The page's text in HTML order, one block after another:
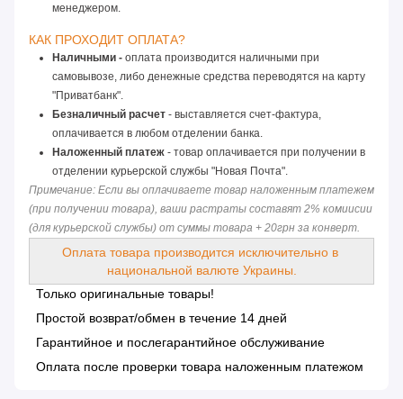
менеджером.
КАК ПРОХОДИТ ОПЛАТА?
Наличными - оплата производится наличными при
самовывозе, либо денежные средства переводятся на карту
"Приватбанк".
Безналичный расчет - выставляется счет-фактура,
оплачивается в любом отделении банка.
Наложенный платеж - товар оплачивается при получении в
отделении курьерской службы "Новая Почта".
Примечание: Если вы оплачиваете товар наложенным платежем
(при получении товара), ваши растраты составят 2% комиисии
(для курьерской службы) от суммы товара + 20грн за конверт.
Оплата товара производится исключительно в
национальной валюте Украины.
Только оригинальные товары!
Простой возврат/обмен в течение 14 дней
Гарантийное и послегарантийное обслуживание
Оплата после проверки товара наложенным платежом